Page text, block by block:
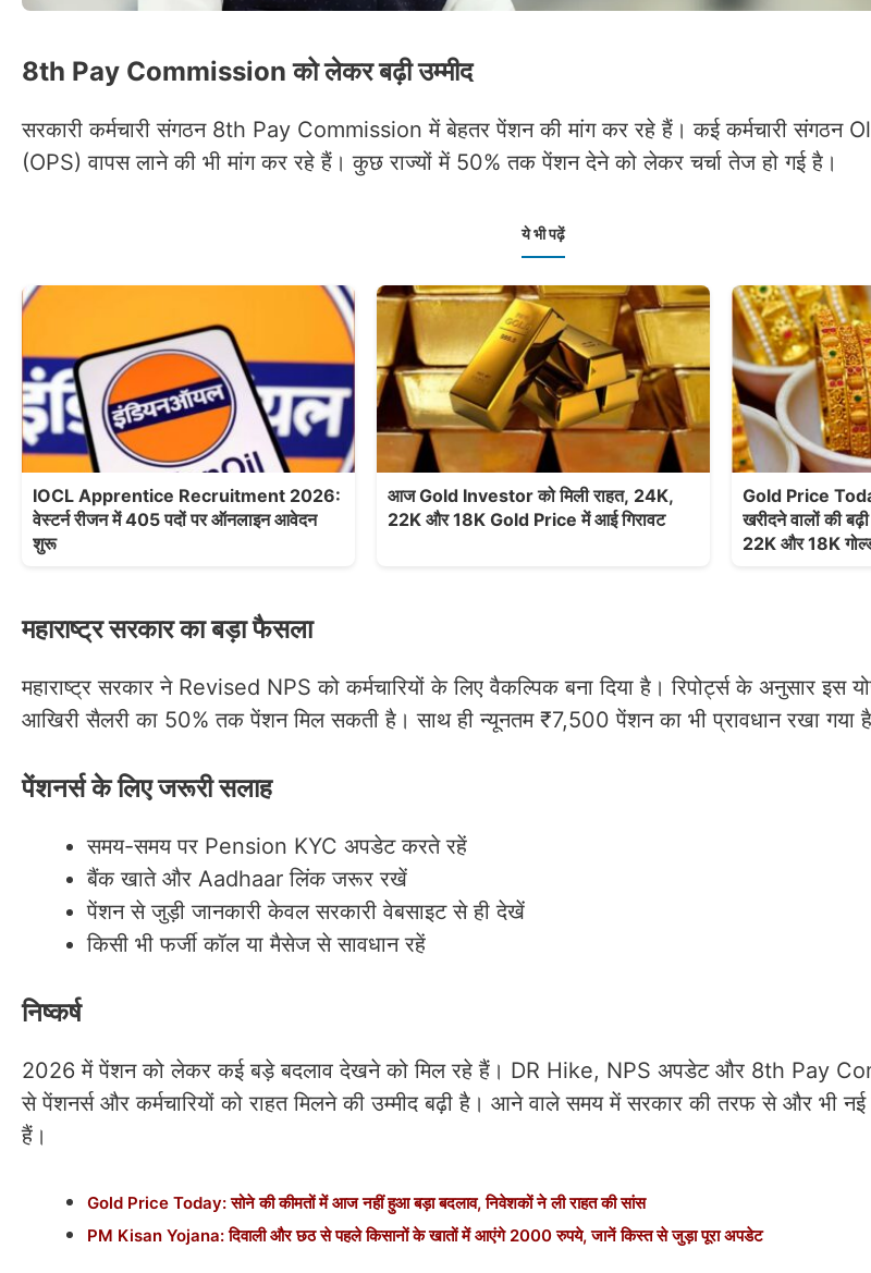
8th Pay Commission को लेकर बढ़ी उम्मीद
सरकारी कर्मचारी संगठन 8th Pay Commission में बेहतर पेंशन की मांग कर रहे हैं। कई कर्मचारी संगठन
(OPS) वापस लाने की भी मांग कर रहे हैं। कुछ राज्यों में 50% तक पेंशन देने को लेकर चर्चा तेज हो गई है।
ये भी पढ़ें
IOCL Apprentice Recruitment 2026:
वेस्टर्न रीजन में 405 पदों पर ऑनलाइन आवेदन
शुरू
आज Gold Investor को मिली राहत, 24K,
22K और 18K Gold Price में आई गिरावट
Gold Price
खरीदने वालों की
22K और 18K
महाराष्ट्र सरकार का बड़ा फैसला
महाराष्ट्र सरकार ने Revised NPS को कर्मचारियों के लिए वैकल्पिक बना दिया है। रिपोर्ट्स के अनुसार इस
आखिरी सैलरी का 50% तक पेंशन मिल सकती है। साथ ही न्यूनतम ₹7,500 पेंशन का भी प्रावधान रखा गया
पेंशनर्स के लिए जरूरी सलाह
समय-समय पर Pension KYC अपडेट करते रहें
बैंक खाते और Aadhaar लिंक जरूर रखें
पेंशन से जुड़ी जानकारी केवल सरकारी वेबसाइट से ही देखें
किसी भी फर्जी कॉल या मैसेज से सावधान रहें
निष्कर्ष
2026 में पेंशन को लेकर कई बड़े बदलाव देखने को मिल रहे हैं। DR Hike, NPS अपडेट और 8th Pay
से पेंशनर्स और कर्मचारियों को राहत मिलने की उम्मीद बढ़ी है। आने वाले समय में सरकार की तरफ से और भी नई
हैं।
Gold Price Today: सोने की कीमतों में आज नहीं हुआ बड़ा बदलाव, निवेशकों ने ली राहत की सांस
PM Kisan Yojana: दिवाली और छठ से पहले किसानों के खातों में आएंगे 2000 रुपये, जानें किस्त से जुड़ा पूरा अपडेट